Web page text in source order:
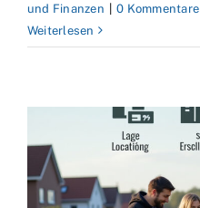
und Finanzen | 0 Kommentare
Weiterlesen